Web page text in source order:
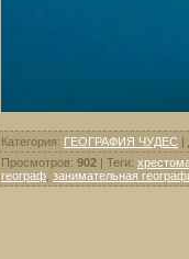
Категория: ГЕОГРАФИЯ ЧУДЕС |
Просмотров: 902 | Теги:
географ занимательная